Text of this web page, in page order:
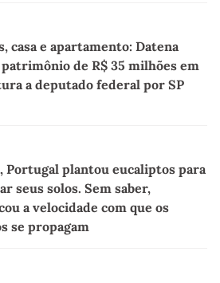
casa e apartamento: Datena
de R$ 35 milhões em
a deputado federal por SP
Portugal plantou eucaliptos para
seus solos. Sem saber,
a velocidade com que os
se propagam